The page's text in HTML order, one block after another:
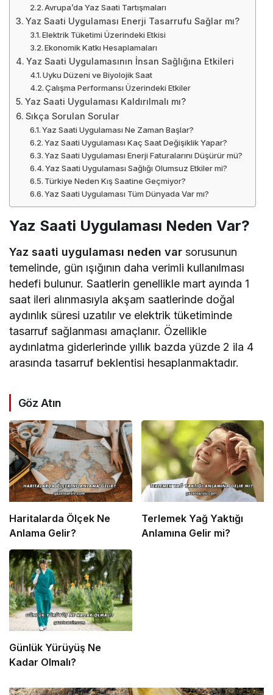
Avrupa’da Yaz Saati Tartışmaları
Yaz Saati Uygulaması Enerji Tasarrufu Sağlar mı?
Elektrik Tüketimi Üzerindeki Etkisi
Ekonomik Katkı Hesaplamaları
Yaz Saati Uygulamasının İnsan Sağlığına Etkileri
Uyku Düzeni ve Biyolojik Saat
Çalışma Performansı Üzerindeki Etkiler
Yaz Saati Uygulaması Kaldırılmalı mı?
Sıkça Sorulan Sorular
Yaz Saati Uygulaması Ne Zaman Başlar?
Yaz Saati Uygulaması Kaç Saat Değişiklik Yapar?
Yaz Saati Uygulaması Enerji Faturalarını Düşürür mü?
Yaz Saati Uygulaması Sağlığı Olumsuz Etkiler mi?
Türkiye Neden Kış Saatine Geçmiyor?
Yaz Saati Uygulaması Tüm Dünyada Var mı?
Yaz Saati Uygulaması Neden Var?
Yaz saati uygulaması neden var sorusunun
temelinde, gün ışığının daha verimli kullanılması
hedefi bulunur. Saatlerin genellikle mart ayında 1
saat ileri alınmasıyla akşam saatlerinde doğal
aydınlık süresi uzatılır ve elektrik tüketiminde
tasarruf sağlanması amaçlanır. Özellikle
aydınlatma giderlerinde yıllık bazda yüzde 2 ila 4
arasında tasarruf beklentisi hesaplanmaktadır.
Göz Atın
Haritalarda Ölçek Ne
Anlama Gelir?
Terlemek Yağ Yaktığı
Anlamına Gelir mi?
Günlük Yürüyüş Ne
Kadar Olmalı?